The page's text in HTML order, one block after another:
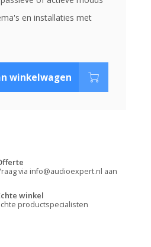
en installaties met
winkelwagen
via info@audioexpert.nl aan
winkel
productspecialisten